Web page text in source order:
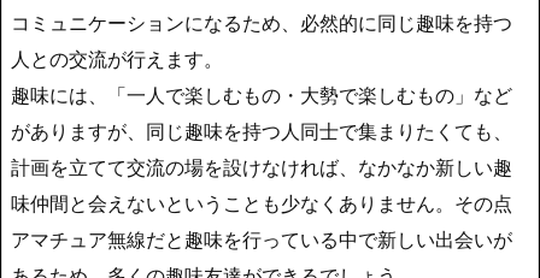
コミュニケーションになるため、必然的に同じ趣味を持つ
人との交流が行えます。
趣味には、「一人で楽しむもの・大勢で楽しむもの」など
がありますが、同じ趣味を持つ人同士で集まりたくても、
計画を立てて交流の場を設けなければ、なかなか新しい趣
味仲間と会えないということも少なくありません。その点
アマチュア無線だと趣味を行っている中で新しい出会いが